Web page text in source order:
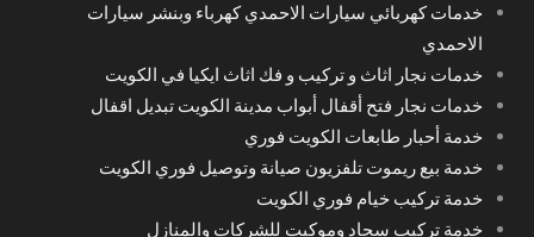
خدمات كهربائي سيارات الاحمدي كهرباء وبنشر سيارات
الاحمدي
خدمات نجار اثاث و تركيب و فك اثاث ايكيا في الكويت
خدمات نجار فتح أقفال أبواب مدينة الكويت تبديل اقفال
خدمة أحبار طابعات الكويت فوري
خدمة بيع ريموت تلفزيون صيانة وتوصيل فوري الكويت
خدمة تركيب خيام فوري الكويت
خدمة تركيب سجاد وموكيت للشركات والمنازل